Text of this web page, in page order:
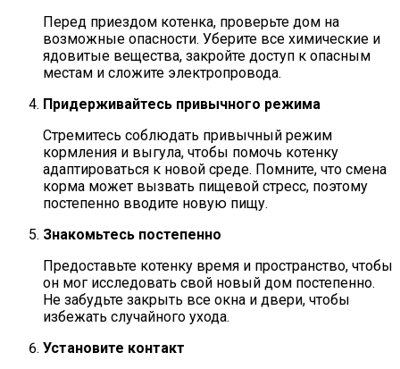
Перед приездом котенка, проверьте дом на
возможные опасности. Уберите все химические и
ядовитые вещества, закройте доступ к опасным
местам и сложите электропровода.
Придерживайтесь привычного режима
Стремитесь соблюдать привычный режим
кормления и выгула, чтобы помочь котенку
адаптироваться к новой среде. Помните, что смена
корма может вызвать пищевой стресс, поэтому
постепенно вводите новую пищу.
Знакомьтесь постепенно
Предоставьте котенку время и пространство, чтобы
он мог исследовать свой новый дом постепенно.
Не забудьте закрыть все окна и двери, чтобы
избежать случайного ухода.
Установите контакт